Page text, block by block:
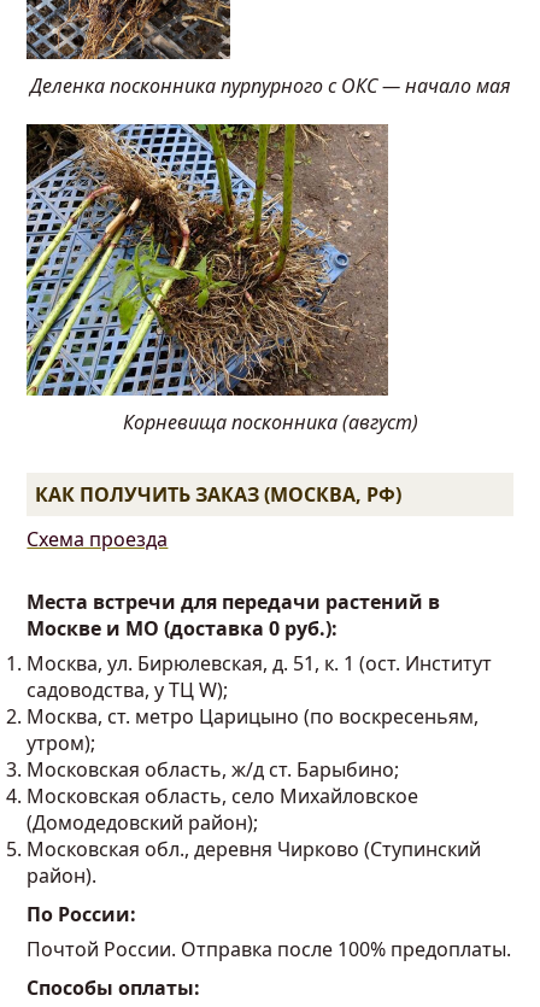
Деленка посконника пурпурного с ОКС — начало мая
Корневища посконника (август)
КАК ПОЛУЧИТЬ ЗАКАЗ (МОСКВА, РФ)
Схема проезда
Места встречи для передачи растений в
Москве и МО (доставка 0 руб.):
Москва, ул. Бирюлевская, д. 51, к. 1 (ост. Институт
садоводства, у ТЦ W);
Москва, ст. метро Царицыно (по воскресеньям,
утром);
Московская область, ж/д ст. Барыбино;
Московская область, село Михайловское
(Домодедовский район);
Московская обл., деревня Чирково (Ступинский
район).
По России:
Почтой России. Отправка после 100% предоплаты.
Способы оплаты: